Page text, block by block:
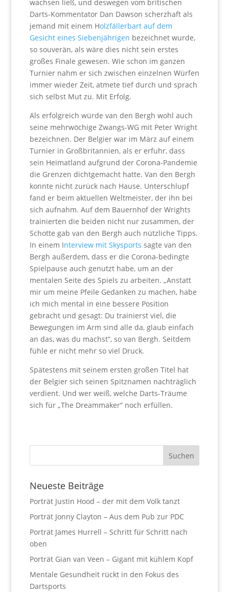
wachsen ließ, und deswegen vom britischen
Darts-Kommentator Dan Dawson scherzhaft als
jemand mit einem Holzfällerbart auf dem
Gesicht eines Siebenjährigen bezeichnet wurde,
so souverän, als wäre dies nicht sein erstes
großes Finale gewesen. Wie schon im ganzen
Turnier nahm er sich zwischen einzelnen Würfen
immer wieder Zeit, atmete tief durch und sprach
sich selbst Mut zu. Mit Erfolg.
Als erfolgreich würde van den Bergh wohl auch
seine mehrwöchige Zwangs-WG mit Peter Wright
bezeichnen. Der Belgier war im März auf einem
Turnier in Großbritannien, als er erfuhr, dass
sein Heimatland aufgrund der Corona-Pandemie
die Grenzen dichtgemacht hatte. Van den Bergh
konnte nicht zurück nach Hause. Unterschlupf
fand er beim aktuellen Weltmeister, der ihn bei
sich aufnahm. Auf dem Bauernhof der Wrights
trainierten die beiden nicht nur zusammen, der
Schotte gab van den Bergh auch nützliche Tipps.
In einem Interview mit Skysports sagte van den
Bergh außerdem, dass er die Corona-bedingte
Spielpause auch genutzt habe, um an der
mentalen Seite des Spiels zu arbeiten. „Anstatt
mir um meine Pfeile Gedanken zu machen, habe
ich mich mental in eine bessere Position
gebracht und gesagt: Du trainierst viel, die
Bewegungen im Arm sind alle da, glaub einfach
an das, was du machst“, so van Bergh. Seitdem
fühle er nicht mehr so viel Druck.
Spätestens mit seinem ersten großen Titel hat
der Belgier sich seinen Spitznamen nachträglich
verdient. Und wer weiß, welche Darts-Träume
sich für „The Dreammaker“ noch erfüllen.
Neueste Beiträge
Porträt Justin Hood – der mit dem Volk tanzt
Porträt Jonny Clayton – Aus dem Pub zur PDC
Porträt James Hurrell – Schritt für Schritt nach
oben
Porträt Gian van Veen – Gigant mit kühlem Kopf
Mentale Gesundheit rückt in den Fokus des
Dartsports